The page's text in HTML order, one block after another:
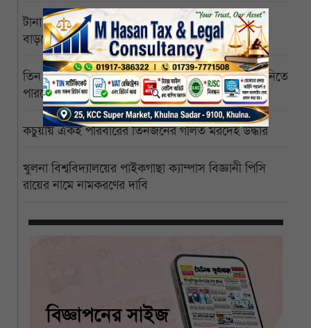
টানা বর্ষায় রামপালে ডুবেছে আড়াইশ হেক্টর সবজিক্ষেত
বাড়ছে দাম-কমেছে সরবরাহ
তিন মাস পেরোল জোড়ালাগা যমজের, অর্থাভাবে ঢাকায় নিতে
পারছেন না অসহায় বাবা
কচুয়ায় একই পরিবারের তিনজনের গলিত মরদেহ উদ্ধার
খুলনা বিশ্ববিদ্যালয়ের পাইকগাছা ক্যাম্পাস বিজ্ঞানী পিসি
রায়ের নামে নামকরণের দাবি